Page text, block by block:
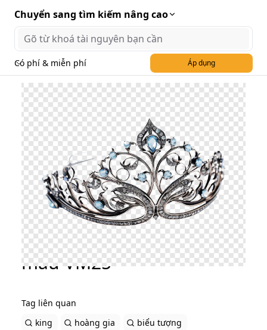
Chuyển sang tìm kiếm nâng cao
Có phí & miễn phí Áp dụng
Hình minh họa vương
miện hoa hậu file PSD
mẫu VM25
Tag liên quan
king
hoàng gia
biểu tượng